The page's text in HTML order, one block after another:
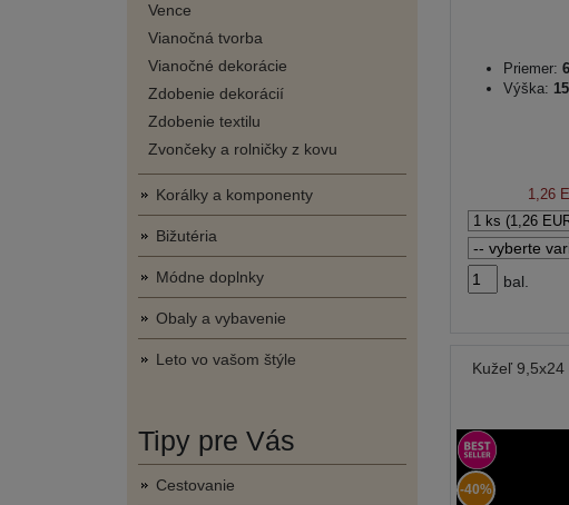
Vence
Vianočná tvorba
Vianočné dekorácie
Zdobenie dekorácií
Zdobenie textilu
Zvončeky a rolničky z kovu
Korálky a komponenty
Bižutéria
Módne doplnky
Obaly a vybavenie
Leto vo vašom štýle
Tipy pre Vás
Cestovanie
Priemer:
Výška:
1,26
bal.
Kužeľ
-40%